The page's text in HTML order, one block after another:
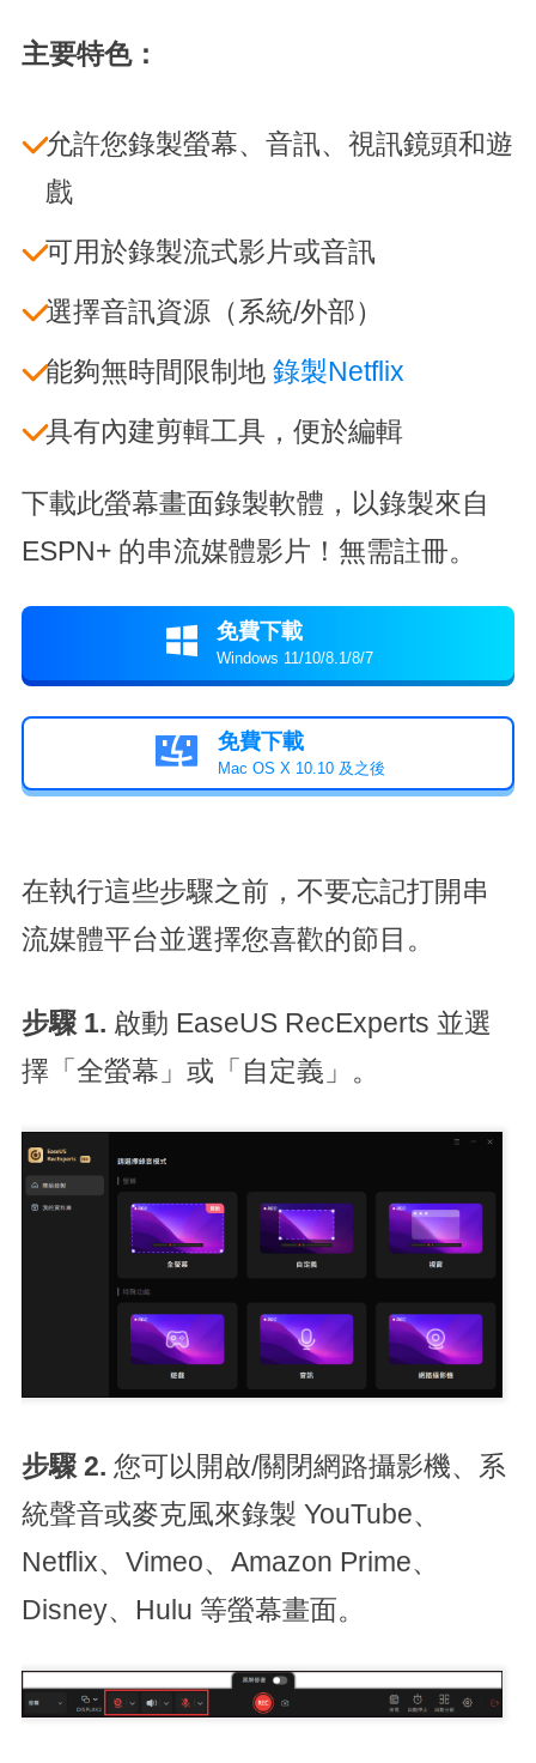
主要特色：
允許您錄製螢幕、音訊、視訊鏡頭和遊
戲
可用於錄製流式影片或音訊
選擇音訊資源（系統/外部）
能夠無時間限制地 錄製Netflix
具有內建剪輯工具，便於編輯
下載此螢幕畫面錄製軟體，以錄製來自
ESPN+ 的串流媒體影片！無需註冊。
 免費下載
Windows 11/10/8.1/8/7
 免費下載
Mac OS X 10.10 及之後
在執行這些步驟之前，不要忘記打開串
流媒體平台並選擇您喜歡的節目。
步驟 1. 啟動 EaseUS RecExperts 並選
擇「全螢幕」或「自定義」。
步驟 2. 您可以開啟/關閉網路攝影機、系
統聲音或麥克風來錄製 YouTube、
Netflix、Vimeo、Amazon Prime、
Disney、Hulu 等螢幕畫面。